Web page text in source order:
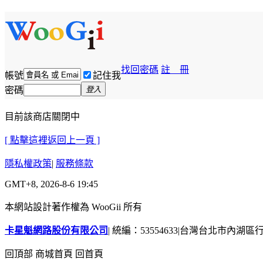
帳號 記住我
找回密碼 註 冊
密碼 登入
目前該商店關閉中
[ 點擊這裡返回上一頁 ]
隱私權政策| 服務條款
GMT+8, 2026-8-6 19:45
本網站設計著作權為 WooGii 所有
卡星魁網路股份有限公司 | 統編：53554633|台灣台北市內湖區
回頂部 商城首頁 回首頁